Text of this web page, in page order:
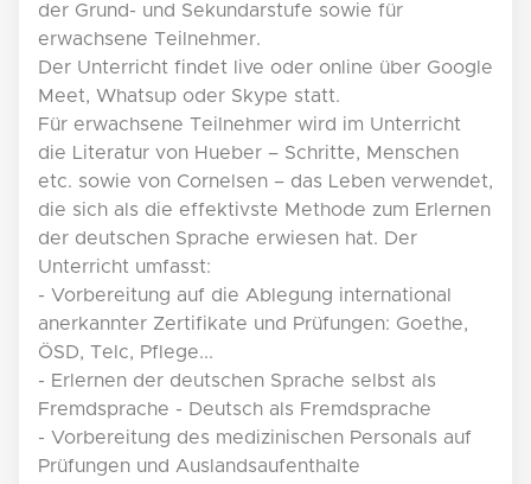
der Grund- und Sekundarstufe sowie für
erwachsene Teilnehmer.
Der Unterricht findet live oder online über Google
Meet, Whatsup oder Skype statt.
Für erwachsene Teilnehmer wird im Unterricht
die Literatur von Hueber – Schritte, Menschen
etc. sowie von Cornelsen – das Leben verwendet,
die sich als die effektivste Methode zum Erlernen
der deutschen Sprache erwiesen hat. Der
Unterricht umfasst:
- Vorbereitung auf die Ablegung international
anerkannter Zertifikate und Prüfungen: Goethe,
ÖSD, Telc, Pflege...
- Erlernen der deutschen Sprache selbst als
Fremdsprache - Deutsch als Fremdsprache
- Vorbereitung des medizinischen Personals auf
Prüfungen und Auslandsaufenthalte